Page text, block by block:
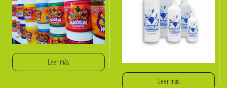
Leer más
Leer más